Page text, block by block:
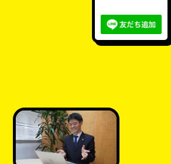
（1）利⽤登録の申請に際して虚
（4）反社会的勢⼒等（暴⼒団、
団体、反社会的勢⼒、その他これ
味します。）である、または資⾦
じて反社会的勢⼒等の維持、運営